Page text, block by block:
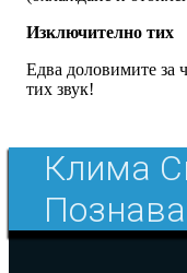
Изключително тих
Едва доловимите за
тих звук!
Клима